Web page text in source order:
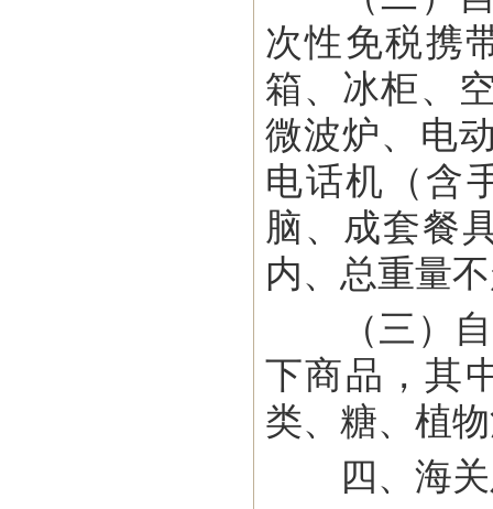
次性免税携
箱、冰柜、
微波炉、电
电话机（含
脑、成套餐
内、总重量
（三）自
下商品，其
类、糖、植
四、海关